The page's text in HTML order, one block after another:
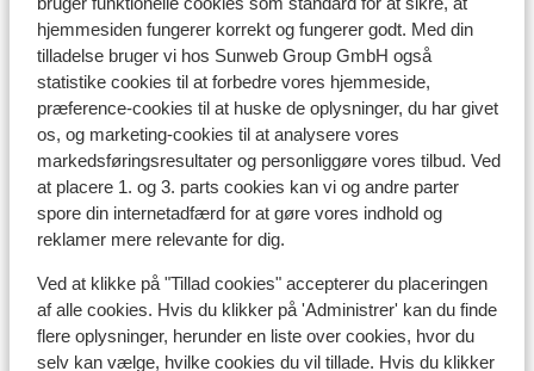
hjemmesiden fungerer korrekt og fungerer godt. Med din
tilladelse bruger vi hos Sunweb Group GmbH også
statistike cookies til at forbedre vores hjemmeside,
præference-cookies til at huske de oplysninger, du har givet
os, og marketing-cookies til at analysere vores
markedsføringsresultater og personliggøre vores tilbud. Ved
at placere 1. og 3. parts cookies kan vi og andre parter
spore din internetadfærd for at gøre vores indhold og
reklamer mere relevante for dig.
Ved at klikke på "Tillad cookies" accepterer du placeringen
af alle cookies. Hvis du klikker på 'Administrer' kan du finde
flere oplysninger, herunder en liste over cookies, hvor du
selv kan vælge, hvilke cookies du vil tillade. Hvis du klikker
Liftkort
Undervisning
Skileje
Andre overnatningssteder i Les
Arcs/Peisey-Vallandry